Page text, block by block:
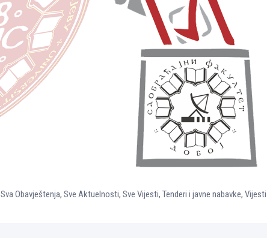
Sva Obavještenja, Sve Aktuelnosti, Sve Vijesti, Tenderi i javne nabavke,